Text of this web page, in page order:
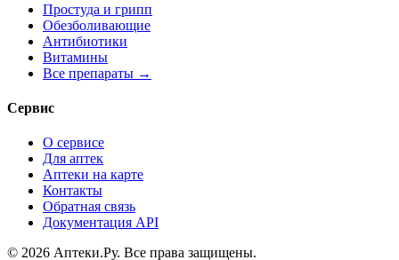
Простуда и грипп
Обезболивающие
Антибиотики
Витамины
Все препараты →
Сервис
О сервисе
Для аптек
Аптеки на карте
Контакты
Обратная связь
Документация API
© 2026 Аптеки.Ру. Все права защищены.